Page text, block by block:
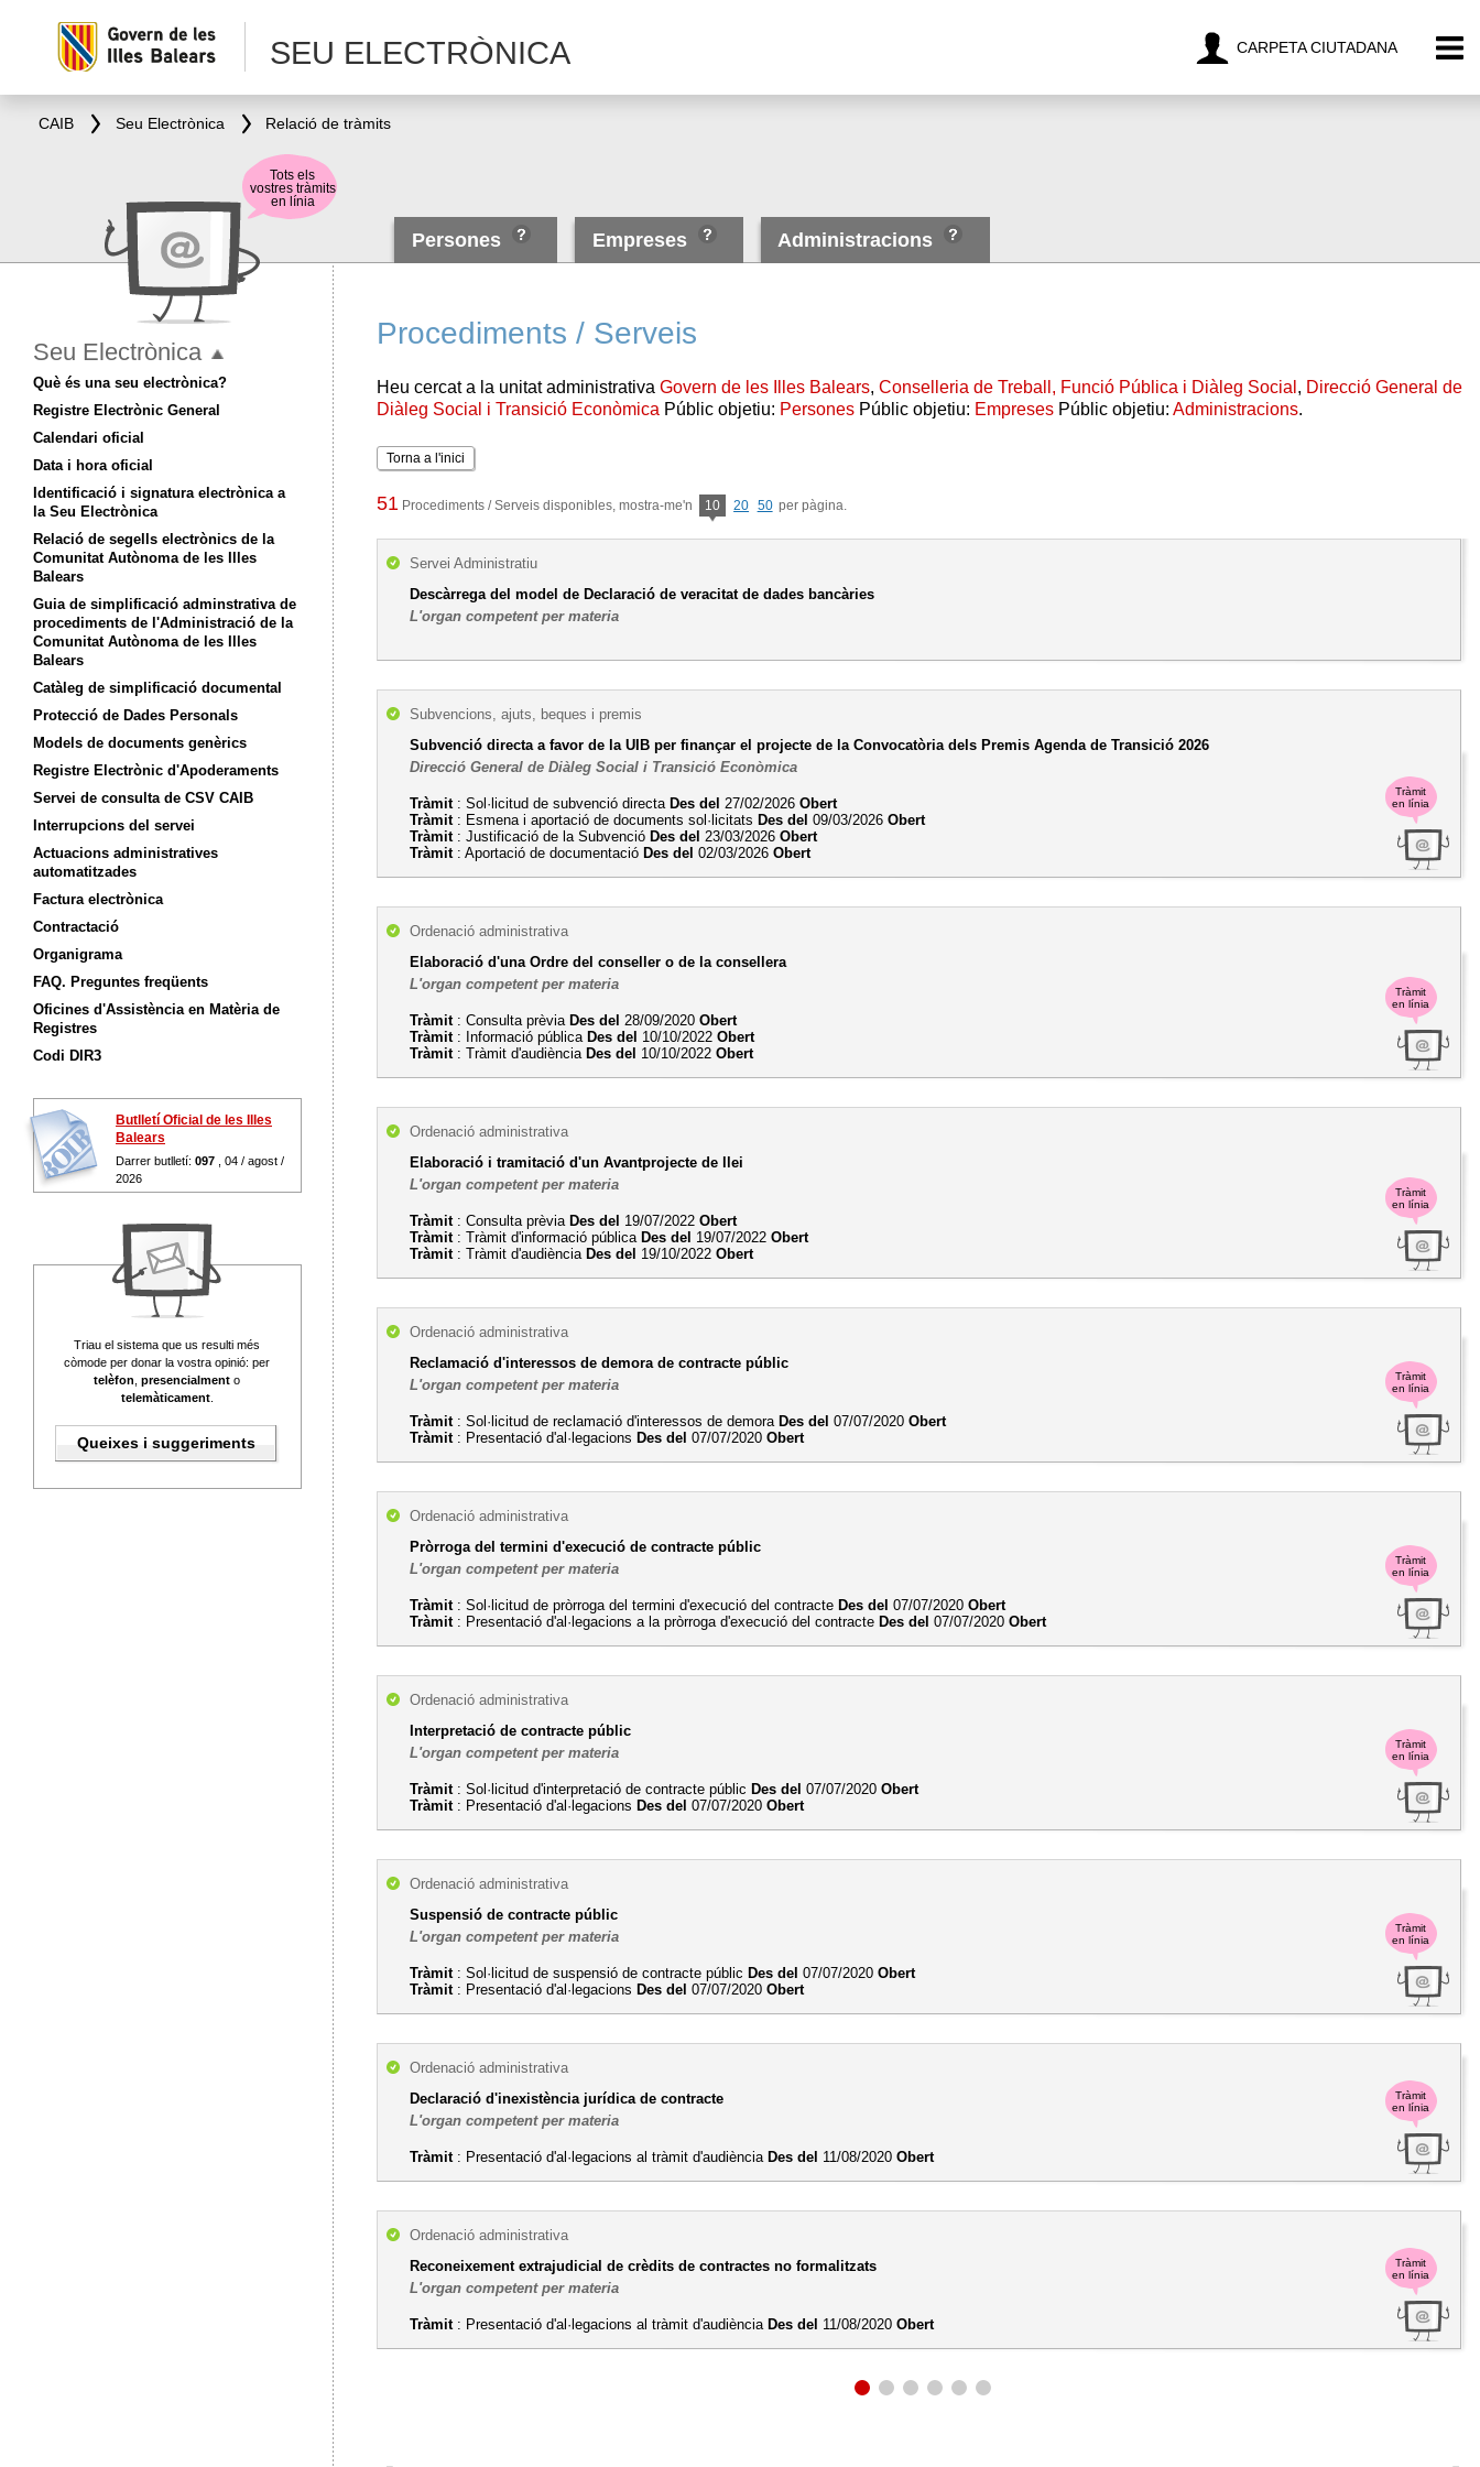
SEU ELECTRÒNICA CARPETA CIUTADANA
CAIB Seu Electrònica Relació de tràmits
Persones Empreses Administracions
Procediments / Serveis
Heu cercat a la unitat administrativaGovern de les Illes Balears,Conselleria de Treball, Funció Pública i Diàleg Social , Direcció General de
Diàleg Social i Transició Econòmica Públic objetiu: Persones Públic objetiu: Empreses Públic objetiu:Administracions.
Torna a l'inici
51 Procediments / Serveis disponibles, mostra-me'n 10 20 50 per pàgina.
Servei Administratiu
Descàrrega del model de Declaració de veracitat de dades bancàries
L'organ competent per materia
Tràmit
en línia
Subvencions, ajuts, beques i premis
Subvenció directa a favor de la UIB per finançar el projecte de la Convocatòria dels Premis Agenda de Transició 2026
Direcció General de Diàleg Social i Transició Econòmica
Tràmit: Sol·licitud de subvenció directa Des del 27/02/2026Obert
Tràmit: Esmena i aportació de documents sol·licitats Des del 09/03/2026Obert
Tràmit: Justificació de la Subvenció Des del 23/03/2026Obert
Tràmit: Aportació de documentació Des del 02/03/2026Obert
Tràmit
en línia
Ordenació administrativa
Elaboració d'una Ordre del conseller o de la consellera
L'organ competent per materia
Tràmit: Consulta prèvia Des del 28/09/2020Obert
Tràmit: Informació pública Des del 10/10/2022Obert
Tràmit: Tràmit d'audiència Des del 10/10/2022Obert
Tràmit
en línia
Ordenació administrativa
Elaboració i tramitació d'un Avantprojecte de llei
L'organ competent per materia
Tràmit: Consulta prèvia Des del 19/07/2022Obert
Tràmit: Tràmit d'informació pública Des del 19/07/2022Obert
Tràmit: Tràmit d'audiència Des del 19/10/2022Obert
Tràmit
en línia
Ordenació administrativa
Reclamació d'interessos de demora de contracte públic
L'organ competent per materia
Tràmit: Sol·licitud de reclamació d'interessos de demora Des del 07/07/2020Obert
Tràmit: Presentació d'al·legacions Des del 07/07/2020Obert
Tràmit
en línia
Ordenació administrativa
Pròrroga del termini d'execució de contracte públic
L'organ competent per materia
Tràmit: Sol·licitud de pròrroga del termini d'execució del contracte Des del 07/07/2020Obert
Tràmit: Presentació d'al·legacions a la pròrroga d'execució del contracte Des del 07/07/2020Obert
Tràmit
en línia
Ordenació administrativa
Interpretació de contracte públic
L'organ competent per materia
Tràmit: Sol·licitud d'interpretació de contracte públic Des del 07/07/2020Obert
Tràmit: Presentació d'al·legacions Des del 07/07/2020Obert
Tràmit
en línia
Ordenació administrativa
Suspensió de contracte públic
L'organ competent per materia
Tràmit: Sol·licitud de suspensió de contracte públic Des del 07/07/2020Obert
Tràmit: Presentació d'al·legacions Des del 07/07/2020Obert
Tràmit
en línia
Ordenació administrativa
Declaració d'inexistència jurídica de contracte
L'organ competent per materia
Tràmit: Presentació d'al·legacions al tràmit d'audiència Des del 11/08/2020Obert
Tràmit
en línia
Ordenació administrativa
Reconeixement extrajudicial de crèdits de contractes no formalitzats
L'organ competent per materia
Tràmit: Presentació d'al·legacions al tràmit d'audiència Des del 11/08/2020Obert
Tots els
vostres tràmits
en línia
Seu Electrònica
Què és una seu electrònica?
Registre Electrònic General
Calendari oficial
Data i hora oficial
Identificació i signatura electrònica a
la Seu Electrònica
Relació de segells electrònics de la
Comunitat Autònoma de les Illes
Balears
Guia de simplificació adminstrativa de
procediments de l'Administració de la
Comunitat Autònoma de les Illes
Balears
Catàleg de simplificació documental
Protecció de Dades Personals
Models de documents genèrics
Registre Electrònic d'Apoderaments
Servei de consulta de CSV CAIB
Interrupcions del servei
Actuacions administratives
automatitzades
Factura electrònica
Contractació
Organigrama
FAQ. Preguntes freqüents
Oficines d'Assistència en Matèria de
Registres
Codi DIR3
Butlletí Oficial de les Illes
Balears
Darrer butlletí:097 , 04 / agost /
2026
Triau el sistema que us resulti més
còmode per donar la vostra opinió: per
telèfon ,presencialment o
telemàticament.
Queixes i suggeriments